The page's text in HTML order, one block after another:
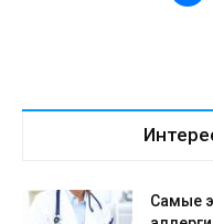
Самые